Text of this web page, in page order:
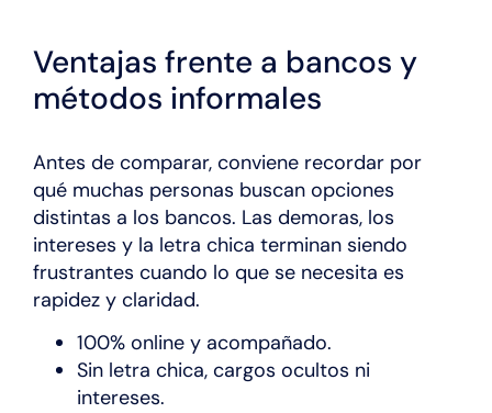
Ventajas frente a bancos y
métodos informales
Antes de comparar, conviene recordar por
qué muchas personas buscan opciones
distintas a los bancos. Las demoras, los
intereses y la letra chica terminan siendo
frustrantes cuando lo que se necesita es
rapidez y claridad.
100% online y acompañado.
Sin letra chica, cargos ocultos ni
intereses.